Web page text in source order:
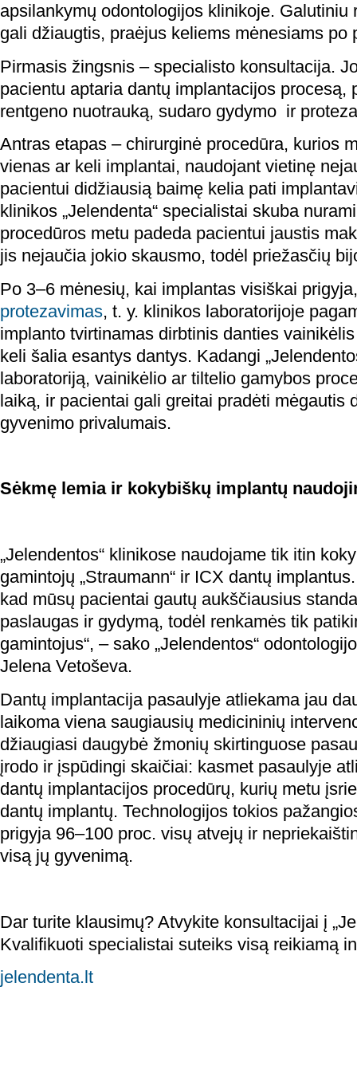
apsilankymų odontologijos klinikoje. Galutiniu
gali džiaugtis, praėjus keliems mėnesiams
Pirmasis žingsnis – specialisto konsultacija.
pacientu aptaria dantų implantacijos procesą,
rentgeno nuotrauką, sudaro gydymo ir
Antras etapas – chirurginė procedūra, kurios
vienas ar keli implantai, naudojant vietinę
pacientui didžiausią baimę kelia pati
klinikos „Jelendenta“ specialistai skuba
procedūros metu padeda pacientui jaustis
jis nejaučia jokio skausmo, todėl priežasčių
Po 3–6 mėnesių, kai implantas visiškai
protezavimas, t. y. klinikos laboratorijoje
implanto tvirtinamas dirbtinis danties
keli šalia esantys dantys. Kadangi
laboratoriją, vainikėlio ar tiltelio gamybos
laiką, ir pacientai gali greitai pradėti mėgautis
gyvenimo privalumais.
Sėkmę lemia ir kokybiškų implantų
„Jelendentos“ klinikose naudojame tik itin
gamintojų „Straumann“ ir ICX dantų
kad mūsų pacientai gautų aukščiausius
paslaugas ir gydymą, todėl renkamės tik
gamintojus“, – sako „Jelendentos“
Jelena Vetoševa.
Dantų implantacija pasaulyje atliekama jau
laikoma viena saugiausių medicininių
džiaugiasi daugybė žmonių skirtinguose
įrodo ir įspūdingi skaičiai: kasmet pasaulyje
dantų implantacijos procedūrų, kurių metu
dantų implantų. Technologijos tokios
prigyja 96–100 proc. visų atvejų ir
visą jų gyvenimą.
Dar turite klausimų? Atvykite konsultacijai į
Kvalifikuoti specialistai suteiks visą reikiamą
jelendenta.lt